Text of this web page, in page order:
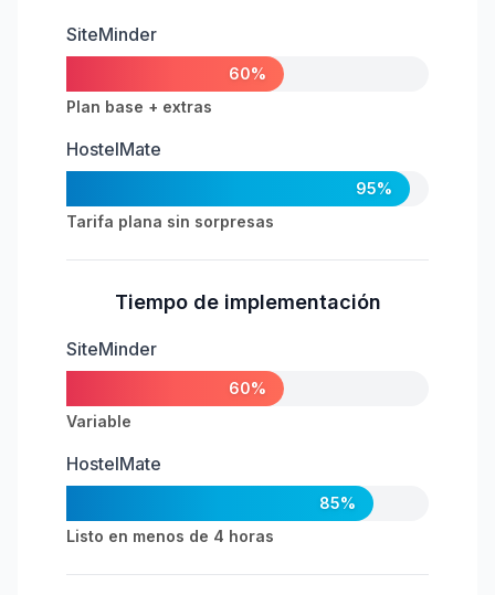
SiteMinder
60%
Plan base + extras
HostelMate
95%
Tarifa plana sin sorpresas
Tiempo de implementación
SiteMinder
60%
Variable
HostelMate
85%
Listo en menos de 4 horas